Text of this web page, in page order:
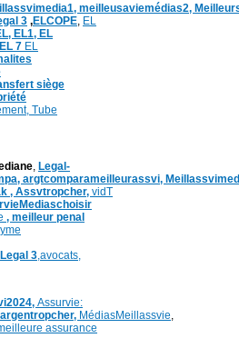
meilleusaviemédias2,
3 ,ELCOPE EL
EL1, EL
EL 7 EL
siège
Tube
Legal-
argtcomparameilleurassvi,
, Assvtropcher, vidT
, meilleur penal
Legal 3 avocats,
Assurvie:
MédiasMeillassvie
assurance